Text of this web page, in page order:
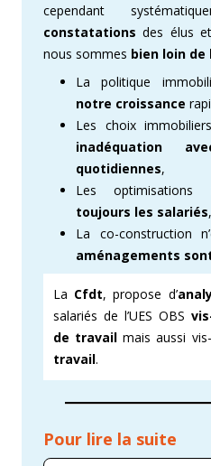
cependant
constatations des élus
nous sommes bien loin de
La politique
notre croissance
Les choix
inadéquation
quotidiennes,
Les optimisations
toujours les salariés,
La co-construction
aménagements
La Cfdt, propose d’
salariés de l’UES OBS
de travail mais aussi
travail.
Pour lire la suite